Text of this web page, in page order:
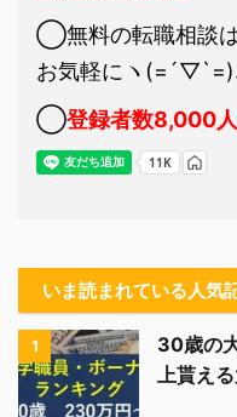
◯無料の転職相談は
お気軽にヽ(=´▽`=)
◯登録者数8,000人
いま読まれている人気
1
30歳の
上貰え